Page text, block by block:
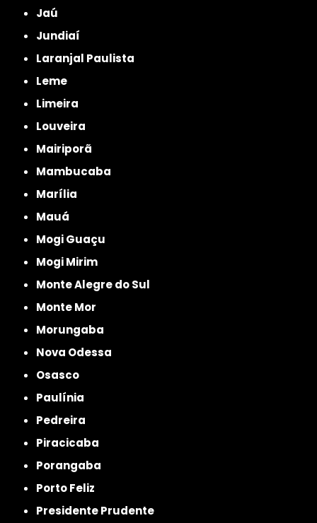
Jaú
Jundiaí
Laranjal Paulista
Leme
Limeira
Louveira
Mairiporã
Mambucaba
Marília
Mauá
Mogi Guaçu
Mogi Mirim
Monte Alegre do Sul
Monte Mor
Morungaba
Nova Odessa
Osasco
Paulínia
Pedreira
Piracicaba
Porangaba
Porto Feliz
Presidente Prudente